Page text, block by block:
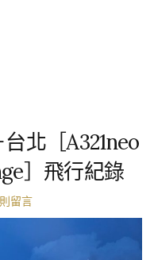
北［A321neo
］飛行紀錄
留言